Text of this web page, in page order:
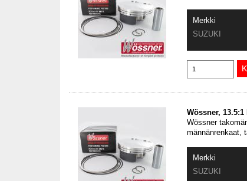
Merkki
SUZUKI
Wössner,
Wössner
männänrenkaat,
Merkki
SUZUKI